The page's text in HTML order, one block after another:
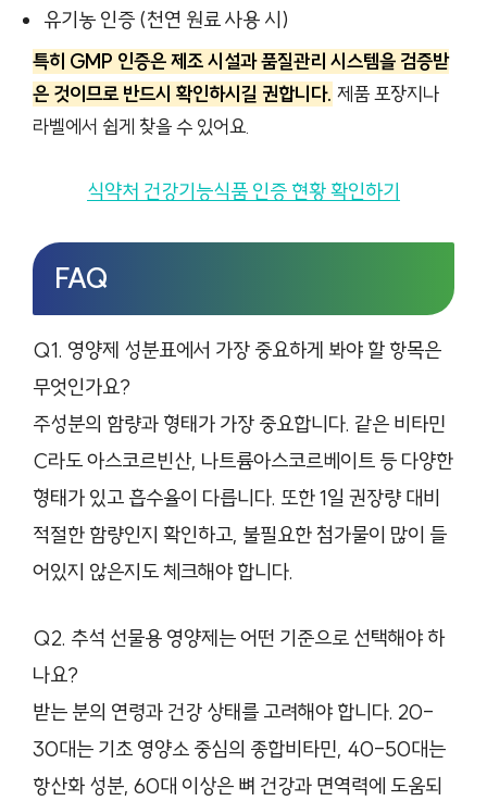
유기농 인증 (천연 원료 사용 시)
특히 GMP 인증은 제조 시설과 품질관리 시스템을 검증받
은 것이므로 반드시 확인하시길 권합니다. 제품 포장지나
라벨에서 쉽게 찾을 수 있어요.
식약처 건강기능식품 인증 현황 확인하기
FAQ
Q1. 영양제 성분표에서 가장 중요하게 봐야 할 항목은
무엇인가요?
주성분의 함량과 형태가 가장 중요합니다. 같은 비타민
C라도 아스코르빈산, 나트륨아스코르베이트 등 다양한
형태가 있고 흡수율이 다릅니다. 또한 1일 권장량 대비
적절한 함량인지 확인하고, 불필요한 첨가물이 많이 들
어있지 않은지도 체크해야 합니다.
Q2. 추석 선물용 영양제는 어떤 기준으로 선택해야 하
나요?
받는 분의 연령과 건강 상태를 고려해야 합니다. 20-
30대는 기초 영양소 중심의 종합비타민, 40-50대는
항산화 성분, 60대 이상은 뼈 건강과 면역력에 도움되